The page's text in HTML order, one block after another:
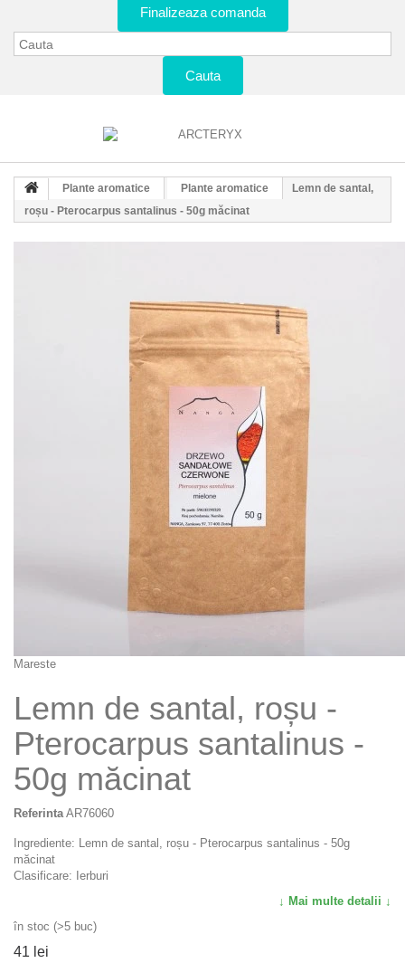
Finalizeaza comanda
Cauta
Plante aromatice Plante aromatice
Lemn de santal,
roșu - Pterocarpus santalinus - 50g măcinat
Mareste
Lemn de santal, roșu -
Pterocarpus santalinus -
50g măcinat
Referinta AR76060
Ingrediente: Lemn de santal, roșu - Pterocarpus santalinus - 50g
măcinat
Clasificare: Ierburi
↓ Mai multe detalii ↓
în stoc (>5 buc)
41 lei